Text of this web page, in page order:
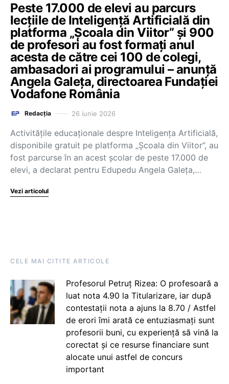
Peste 17.000 de elevi au parcurs
lecțiile de Inteligență Artificială din
platforma „Școala din Viitor” și 900
de profesori au fost formați anul
acesta de către cei 100 de colegi,
ambasadori ai programului – anunță
Angela Galeța, directoarea Fundației
Vodafone România
Redacția 26 iunie 2026
Activitățile educaționale despre Inteligența Artificială,
disponibile gratuit pe platforma „Școala din Viitor”, au
fost parcurse în an acest școlar de peste 17.000 de
elevi, a declarat pentru Edupedu Angela Galeța,…
Vezi articolul
CELE MAI CITITE ARTICOLE
Profesorul Petruț Rizea: O profesoară a
luat nota 4.90 la Titularizare, iar după
contestații nota a ajuns la 8.70 / Astfel
de erori îmi arată ce entuziasmați sunt
profesorii buni, cu experiență să vină la
corectat și ce resurse financiare sunt
alocate unui astfel de concurs
important